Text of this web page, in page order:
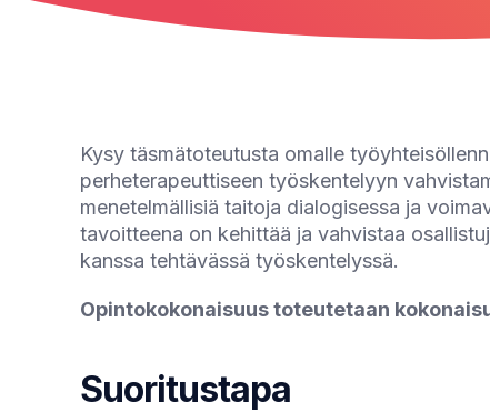
Kysy täsmätoteutusta omalle
perheterapeuttiseen työskentelyyn
menetelmällisiä taitoja dialogisessa ja
tavoitteena on kehittää ja vahvistaa
kanssa tehtävässä työskentelyssä.
Opintokokonaisuus toteutetaan
Suoritustapa